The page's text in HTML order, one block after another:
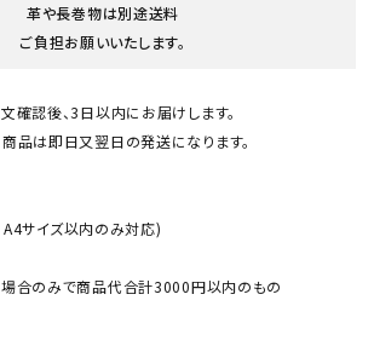
革や長巻物は別途送料
ご負担お願いいたします。
確認後、3日以内にお届けします。
品は即日又翌日の発送になります。
サイズ以内のみ対応)
合のみで商品代合計3000円以内のもの